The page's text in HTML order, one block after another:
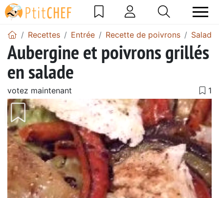
Recettes Entrée Recette de poivrons
Aubergine et poivrons grillés
en salade
votez maintenant